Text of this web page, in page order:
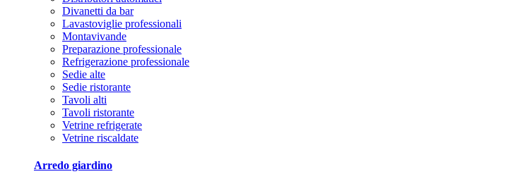
Divanetti da bar
Lavastoviglie professionali
Montavivande
Preparazione professionale
Refrigerazione professionale
Sedie alte
Sedie ristorante
Tavoli alti
Tavoli ristorante
Vetrine refrigerate
Vetrine riscaldate
Arredo giardino